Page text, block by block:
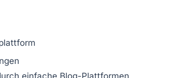
einfache Blog-Plattformen